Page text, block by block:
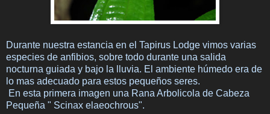
Durante nuestra estancia en el Tapirus Lodge vimos varias
especies de anfibios, sobre todo durante una salida
nocturna guiada y bajo la lluvia. El ambiente húmedo era de
lo mas adecuado para estos pequeños seres.
En esta primera imagen una Rana Arbolicola de Cabeza
Pequeña " Scinax elaeochrous".